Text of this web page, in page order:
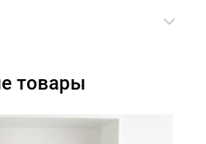
товары